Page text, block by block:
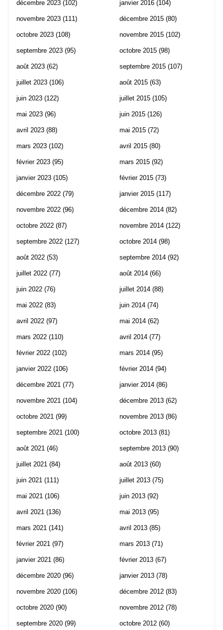
décembre 2023 (102)
novembre 2023 (111)
octobre 2023 (108)
septembre 2023 (95)
août 2023 (62)
juillet 2023 (106)
juin 2023 (122)
mai 2023 (96)
avril 2023 (88)
mars 2023 (102)
février 2023 (95)
janvier 2023 (105)
décembre 2022 (79)
novembre 2022 (96)
octobre 2022 (87)
septembre 2022 (127)
août 2022 (53)
juillet 2022 (77)
juin 2022 (76)
mai 2022 (83)
avril 2022 (97)
mars 2022 (110)
février 2022 (102)
janvier 2022 (106)
décembre 2021 (77)
novembre 2021 (104)
octobre 2021 (99)
septembre 2021 (100)
août 2021 (46)
juillet 2021 (84)
juin 2021 (111)
mai 2021 (106)
avril 2021 (136)
mars 2021 (141)
février 2021 (97)
janvier 2021 (86)
décembre 2020 (96)
novembre 2020 (106)
octobre 2020 (90)
septembre 2020 (99)
janvier 2016 (104)
décembre 2015 (80)
novembre 2015 (102)
octobre 2015 (98)
septembre 2015 (107)
août 2015 (63)
juillet 2015 (105)
juin 2015 (126)
mai 2015 (72)
avril 2015 (80)
mars 2015 (92)
février 2015 (73)
janvier 2015 (117)
décembre 2014 (82)
novembre 2014 (122)
octobre 2014 (98)
septembre 2014 (92)
août 2014 (66)
juillet 2014 (88)
juin 2014 (74)
mai 2014 (62)
avril 2014 (77)
mars 2014 (95)
février 2014 (94)
janvier 2014 (86)
décembre 2013 (62)
novembre 2013 (86)
octobre 2013 (81)
septembre 2013 (90)
août 2013 (60)
juillet 2013 (75)
juin 2013 (92)
mai 2013 (95)
avril 2013 (85)
mars 2013 (71)
février 2013 (67)
janvier 2013 (78)
décembre 2012 (83)
novembre 2012 (78)
octobre 2012 (60)